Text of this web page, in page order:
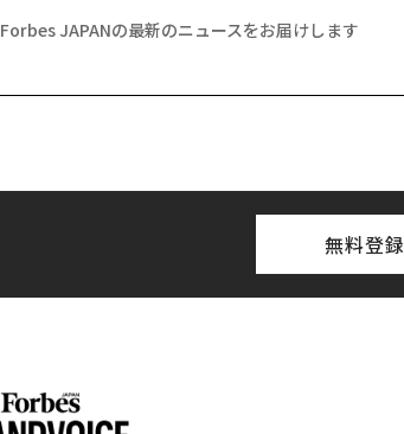
Forbes JAPANの最新のニュースをお届けします
無料登録